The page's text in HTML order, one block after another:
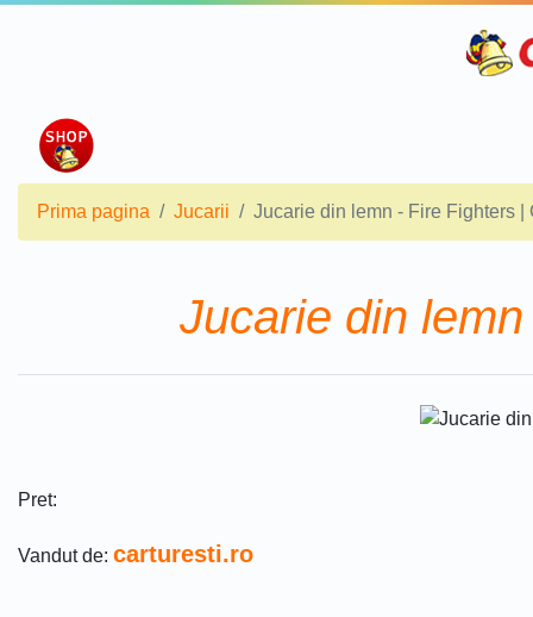
Prima pagina Jucarii Jucarie din lemn - Fire Fighters |
Jucarie din
Pret:
Vandut de: carturesti.ro